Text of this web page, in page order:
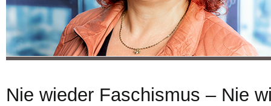
Nie wieder Faschismus – Nie